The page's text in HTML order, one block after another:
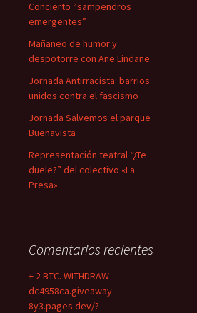
Concierto “sampendros
emergentes”
Mañaneo de humor y
despotorre con Ane Lindane
Jornada Antirracista: barrios
unidos contra el fascismo
Jornada Salvemos el parque
Buenavista
Representación teatral “¿Te
duele?” del colectivo «La
Presa»
Comentarios recientes
+ 2 BTC. WITHDRAW -
dc4958ca.giveaway-
8y3.pages.dev/?